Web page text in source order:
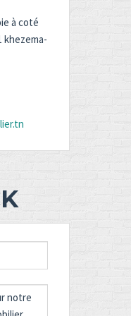
à coté
khezema-